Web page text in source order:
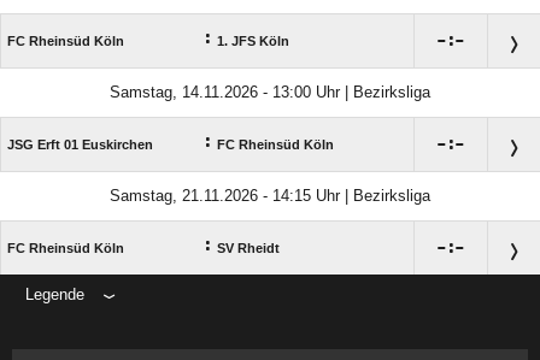
FC Rheinsüd Köln : 1. JFS Köln :
Samstag, 14.11.2026 - 13:00 Uhr | Bezirksliga
JSG Erft 01 Euskirchen : FC Rheinsüd Köln :
Samstag, 21.11.2026 - 14:15 Uhr | Bezirksliga
FC Rheinsüd Köln : SV Rheidt :
Legende